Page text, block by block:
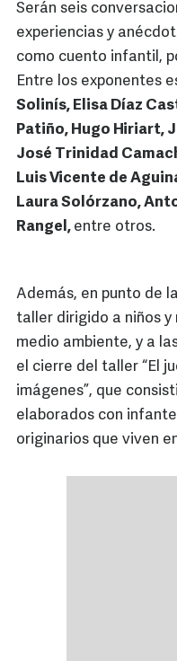
Serán seis
experiencias y
como cuento infantil,
Entre los exponentes
Solinís, Elisa Díaz
Patiño, Hugo Hiriart,
José Trinidad
Luis Vicente de
Laura Solórzano,
Rangel, entre otros.
Además, en punto de
taller dirigido a niños y
medio ambiente, y a
el cierre del taller “El
imágenes”, que
elaborados con
originarios que viven